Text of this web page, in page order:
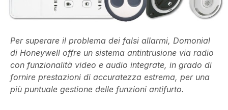
Per superare il problema dei falsi allarmi, Domonial
di Honeywell offre un sistema antintrusione via radio
con funzionalità video e audio integrate, in grado di
fornire prestazioni di accuratezza estrema, per una
più puntuale gestione delle funzioni antifurto.